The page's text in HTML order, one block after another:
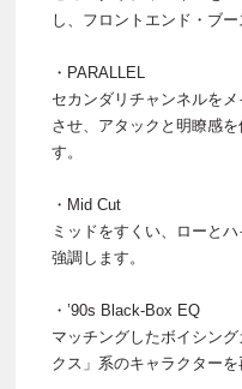
し、フロントエンド・ブー
・PARALLEL
セカンダリチャンネルを
させ、アタックと明瞭感
す。
・Mid Cut
ミッドをすくい、ローと
強調します。
・’90s Black-Box EQ
マッチングしたボイシン
クス」系のキャラクターを